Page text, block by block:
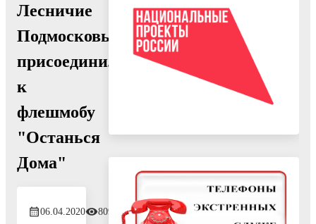
Лесничие
Подмосковья
присоединились
к
флешмобу
"Останься
Дома"
06.04.2020 809